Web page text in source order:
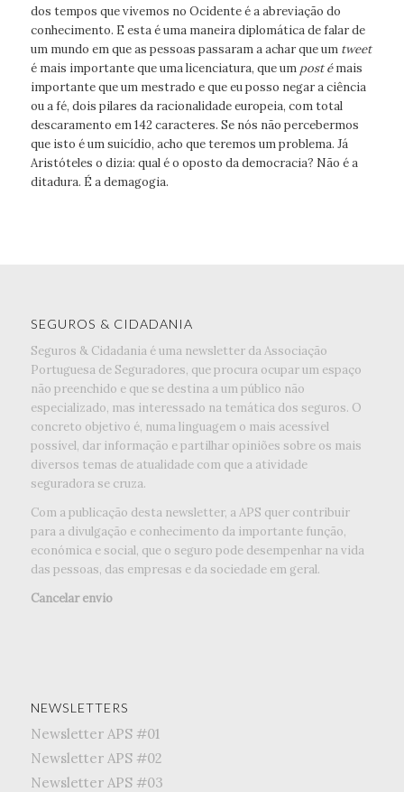
dos tempos que vivemos no Ocidente é a abreviação do
conhecimento. E esta é uma maneira diplomática de falar de
um mundo em que as pessoas passaram a achar que umtweet
é mais importante que uma licenciatura, que um post émais
importante que um mestrado e que eu posso negar a ciência
ou a fé, dois pilares da racionalidade europeia, com total
descaramento em 142 caracteres. Se nós não percebermos
que isto é um suicídio, acho que teremos um problema. Já
Aristóteles o dizia: qual é o oposto da democracia? Não é a
ditadura. É a demagogia.
SEGUROS & CIDADANIA
Seguros & Cidadania é uma newsletter da Associação
Portuguesa de Seguradores, que procura ocupar um espaço
não preenchido e que se destina a um público não
especializado, mas interessado na temática dos seguros. O
concreto objetivo é, numa linguagem o mais acessível
possível, dar informação e partilhar opiniões sobre os mais
diversos temas de atualidade com que a atividade
seguradora se cruza.
Com a publicação desta newsletter, a APS quer contribuir
para a divulgação e conhecimento da importante função,
económica e social, que o seguro pode desempenhar na vida
das pessoas, das empresas e da sociedade em geral.
Cancelar envio
NEWSLETTERS
Newsletter APS #01
Newsletter APS #02
Newsletter APS #03